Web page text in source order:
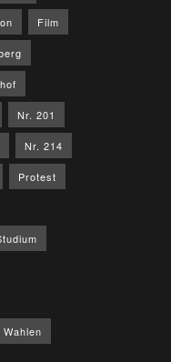
Film
Nr. 201
Nr. 214
Protest
Wahlen